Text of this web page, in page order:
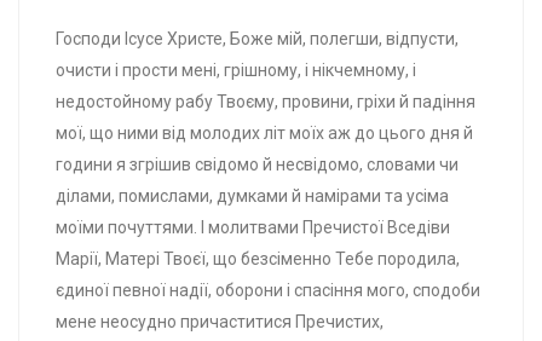
Господи Ісусе Христе, Боже мій, полегши, відпусти,
очисти і прости мені, грішному, і нікчемному, і
недостойному рабу Твоєму, провини, гріхи й падіння
мої, що ними від молодих літ моїх аж до цього дня й
години я згрішив свідомо й несвідомо, словами чи
ділами, помислами, думками й намірами та усіма
моїми почуттями. І молитвами Пречистої Вседіви
Марії, Матері Твоєї, що безсіменно Тебе породила,
єдиної певної надії, оборони і спасіння мого, сподоби
мене неосудно причаститися Пречистих,